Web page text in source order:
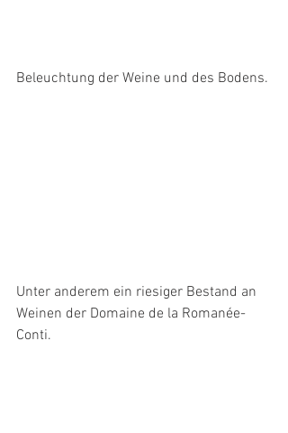
Beleuchtung der Weine und des Bodens.
Unter anderem ein riesiger Bestand an
Weinen der Domaine de la Romanée-
Conti.